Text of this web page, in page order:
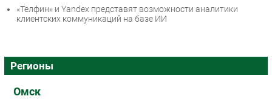
«Телфин» и Yandex представят возможности аналитики
клиентских коммуникаций на базе ИИ
Регионы
Омск